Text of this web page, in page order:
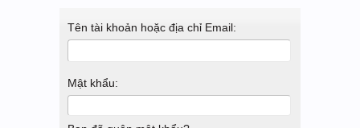
Tên tài khoản hoặc địa chỉ Email:
Mật khẩu: